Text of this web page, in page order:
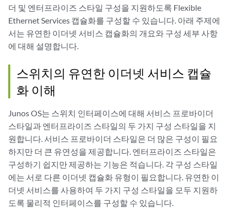
더 및 엔터프라이즈 스타일 구성을 지원하도록 Flexible
Ethernet Services 캡슐화를 구성할 수 있습니다. 아래 주제에
서는 유연한 이더넷 서비스 캡슐화의 개요와 구성 세부 사항
에 대해 설명합니다.
스위치의 유연한 이더넷 서비스 캡슐
화 이해
Junos OS는 스위치 인터페이스에 대해 서비스 프로바이더
스타일과 엔터프라이즈 스타일의 두 가지 구성 스타일을 지
원합니다. 서비스 프로바이더 스타일은 더 많은 구성이 필요
하지만 더 큰 유연성을 제공합니다. 엔터프라이즈 스타일은
구성하기 쉽지만 제공하는 기능은 적습니다. 각 구성 스타일
에는 서로 다른 이더넷 캡슐화 유형이 필요합니다. 유연한 이
더넷 서비스를 사용하여 두 가지 구성 스타일을 모두 지원하
도록 물리적 인터페이스를 구성할 수 있습니다.